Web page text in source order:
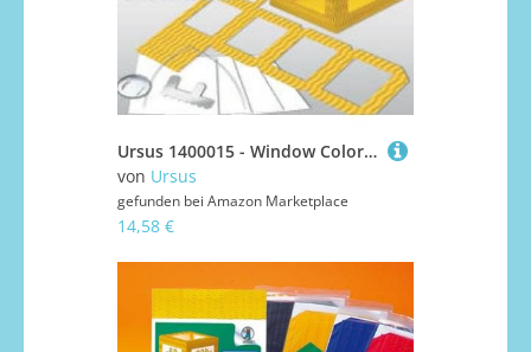
Ursus 1400015 - Window Color Laternenpackung gelb viereckig, Laternenbastelset, Sankt Martin Laternen Martinslaternen
von Ursus
gefunden bei Amazon Marketplace
14,58 €